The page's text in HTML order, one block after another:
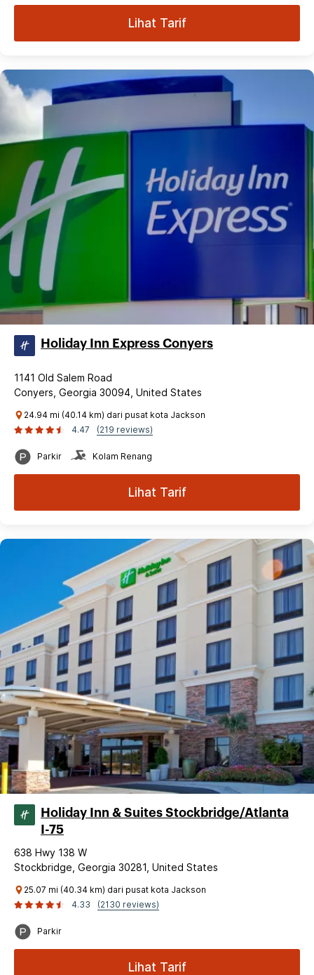
Lihat Tarif
Holiday Inn Express Conyers
1141 Old Salem Road
Conyers, Georgia 30094, United States
24.94 mi (40.14 km) dari pusat kota Jackson
4.47
(219 reviews)
Parkir Kolam Renang
Lihat Tarif
Holiday Inn & Suites Stockbridge/Atlanta
I-75
638 Hwy 138 W
Stockbridge, Georgia 30281, United States
25.07 mi (40.34 km) dari pusat kota Jackson
4.33
(2130 reviews)
Parkir
Lihat Tarif